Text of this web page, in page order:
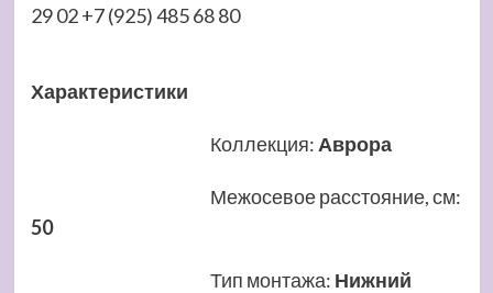
29 02 +7 (925) 485 68 80
Характеристики
Коллекция: Аврора
Межосевое расстояние, см:
50
Тип монтажа: Нижний